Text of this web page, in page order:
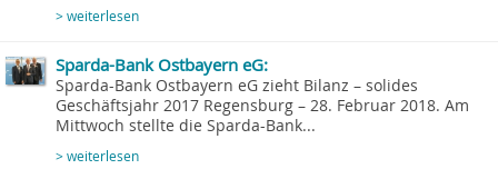
> weiterlesen
Sparda-Bank Ostbayern eG:
Sparda-Bank Ostbayern eG zieht Bilanz – solides
Geschäftsjahr 2017 Regensburg – 28. Februar 2018. Am
Mittwoch stellte die Sparda-Bank...
> weiterlesen